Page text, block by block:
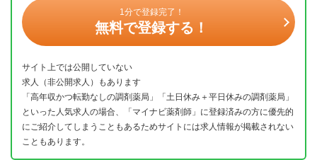
1分で登録完了！
無料で登録する！
サイト上では公開していない
求人（非公開求人）もあります
「高年収かつ転勤なしの調剤薬局」「土日休み＋平日休みの調剤薬局」
といった人気求人の場合、「マイナビ薬剤師」に登録済みの方に優先的
にご紹介してしまうこともあるためサイトには求人情報が掲載されない
こともあります。